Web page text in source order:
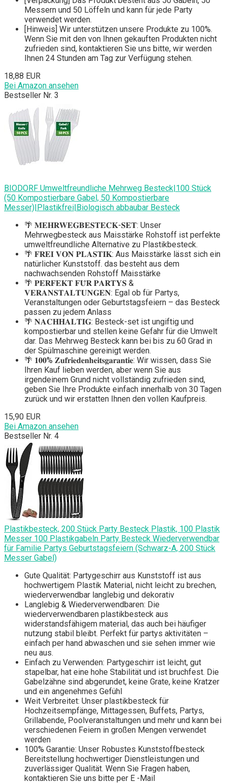
Messern und 50 Löffeln und kann für jede Party
verwendet werden.
[Hinweis] Wir unterstützen unsere Produkte zu 100%.
Wenn Sie mit den von Ihnen gekauften Produkten nicht
zufrieden sind, kontaktieren Sie uns bitte, wir werden
Ihnen 24 Stunden am Tag zur Verfügung stehen.
18,88 EUR
Bei Amazon ansehen
Bestseller Nr. 3
BIODORF Umweltfreundliche Mehrweg Besteck|100 Stück
(50 Kompostierbare Gabel, 50 Kompostierbare
Messer)|Plastikfrei|Biologisch abbaubar Besteck
🌴 𝐌𝐄𝐇𝐑𝐖𝐄𝐆𝐁𝐄𝐒𝐓𝐄𝐂𝐊-𝐒𝐄𝐓: Unser
Mehrwegbesteck aus Maisstärke Rohstoff ist perfekte
umweltfreundliche Alternative zu Plastikbesteck.
🌴 𝐅𝐑𝐄𝐈 𝐕𝐎𝐍 𝐏𝐋𝐀𝐒𝐓𝐈𝐊: Aus Maisstärke lässt sich ein
natürlicher Kunststoff. das besteht aus dem
nachwachsenden Rohstoff Maisstärke
🌴 𝐏𝐄𝐑𝐅𝐄𝐊𝐓 𝐅𝐔̈𝐑 𝐏𝐀𝐑𝐓𝐘𝐒 &
𝐕𝐄𝐑𝐀𝐍𝐒𝐓𝐀𝐋𝐓𝐔𝐍𝐆𝐄𝐍: Egal ob für Partys,
Veranstaltungen oder Geburtstagsfeiern – das Besteck
passen zu jedem Anlass
🌴 𝐍𝐀𝐂𝐇𝐇𝐀𝐋𝐓𝐈𝐆: Besteck-set ist ungiftig und
kompostierbar und stellen keine Gefahr für die Umwelt
dar. Das Mehrweg Besteck kann bei bis zu 60 Grad in
der Spülmaschine gereinigt werden.
🌴 𝟏𝟎𝟎% 𝐙𝐮𝐟𝐫𝐢𝐞𝐝𝐞𝐧𝐡𝐞𝐢𝐭𝐬𝐠𝐚𝐫𝐚𝐧𝐭𝐢𝐞: Wir wissen, dass Sie
Ihren Kauf lieben werden, aber wenn Sie aus
irgendeinem Grund nicht vollständig zufrieden sind,
geben Sie Ihre Produkte einfach innerhalb von 30 Tagen
zurück und wir erstatten Ihnen den vollen Kaufpreis.
15,90 EUR
Bei Amazon ansehen
Bestseller Nr. 4
Plastikbesteck, 200 Stück Party Besteck Plastik, 100 Plastik
Messer 100 Plastikgabeln Party Besteck Wiederverwendbar
für Familie Partys Geburtstagsfeiern (Schwarz-A, 200 Stück
Messer Gabel)
Gute Qualität: Partygeschirr aus Kunststoff ist aus
hochwertigem Plastik Material, nicht leicht zu brechen,
wiederverwendbar langlebig und dekorativ
Langlebig & Wiederverwendbaren: Die
wiederverwendbaren plastikbesteck aus
widerstandsfähigem material, das auch bei häufiger
nutzung stabil bleibt. Perfekt für partys aktivitäten –
einfach per hand abwaschen und sie sehen immer wie
neu aus.
Einfach zu Verwenden: Partygeschirr ist leicht, gut
stapelbar, hat eine hohe Stabilität und ist bruchfest. Die
Gabelzähne sind abgerundet, keine Grate, keine Kratzer
und ein angenehmes Gefühl
Weit Verbreitet: Unser plastikbesteck für
Hochzeitsempfänge, Mittagessen, Buffets, Partys,
Grillabende, Poolveranstaltungen und mehr und kann bei
verschiedenen Feiern in großen Mengen verwendet
werden
100% Garantie: Unser Robustes Kunststoffbesteck
Bereitstellung hochwertiger Dienstleistungen und
zuverlässiger Qualität. Wenn Sie Fragen haben,
kontaktieren Sie uns bitte per E -Mail